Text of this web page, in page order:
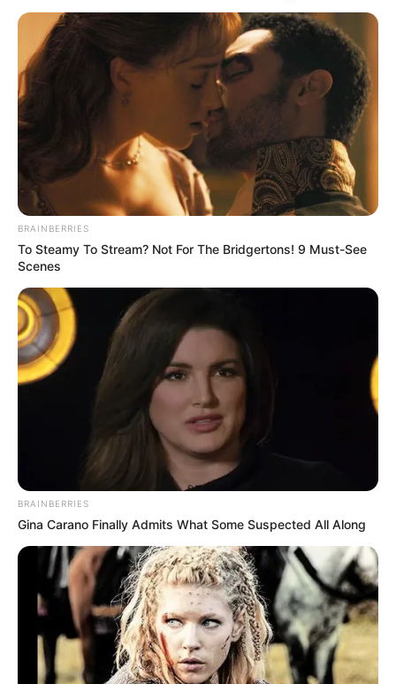
podem ficar lindas na decoração de um pequeno
evento de família, mas será que elas são boas o
suficiente a ponto de poderem ser usadas na
decoração de grandes festas?
Nas próximas linhas você vai descobrir como
frustradas e começar a ganhar dinheiro
trabalhando em casa, produzindo e vendendo
forminhas para doces.
Índice
BRAINBERRIES
To Steamy To Stream? Not For The Bridgertons! 9 Must-See
Scenes
BRAINBERRIES
Gina Carano Finally Admits What Some Suspected All Along